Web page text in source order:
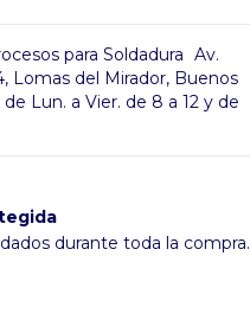
para Soldadura Av.
Lomas del Mirador, Buenos
Lun. a Vier. de 8 a 12 y de
durante toda la compra.